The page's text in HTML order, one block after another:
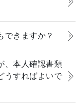
できますか？
、本人確認書類
うすればよいで